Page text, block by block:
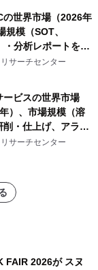
の世界市場（2026年
規模（SOT、
・分析レポートを発
サーチセンター
ビスの世界市場
）、市場規模（溶
・仕上げ、アライ
分析レポートを発
サーチセンター
FAIR 2026が スヌ